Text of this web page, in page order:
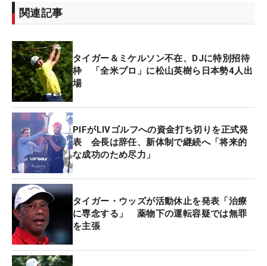
関連記事
タイガー＆ミケルソン不在、DJに特別招待
枠 「全米プロ」に松山英樹ら日本勢4人出
場
PIFがLIVゴルフへの資金打ち切りを正式発
表 会長は辞任、新体制で継続へ「将来的
な成功のため尽力」
タイガー・ウッズが活動休止を発表「治療
に専念する」 薬物下の運転容疑では無罪
を主張